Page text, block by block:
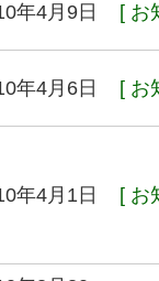
年4月9日 [ お
年4月6日 [ お
年4月1日 [ お